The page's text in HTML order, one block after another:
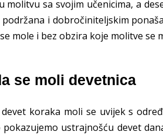
molitvu sa svojim učenicima, a
i dobročiniteljskim
mole i bez obzira koje molitve se
se moli devetnica
koraka moli se uvijek s
ustrajnošću devet